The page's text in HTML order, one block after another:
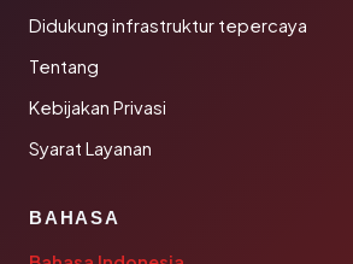
Didukung infrastruktur tepercaya
Tentang
Kebijakan Privasi
Syarat Layanan
BAHASA